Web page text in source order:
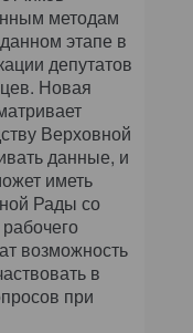
методам
этапе в
депутатов
Новая
Верховной
данные, и
иметь
Рады со
возможность
в
при